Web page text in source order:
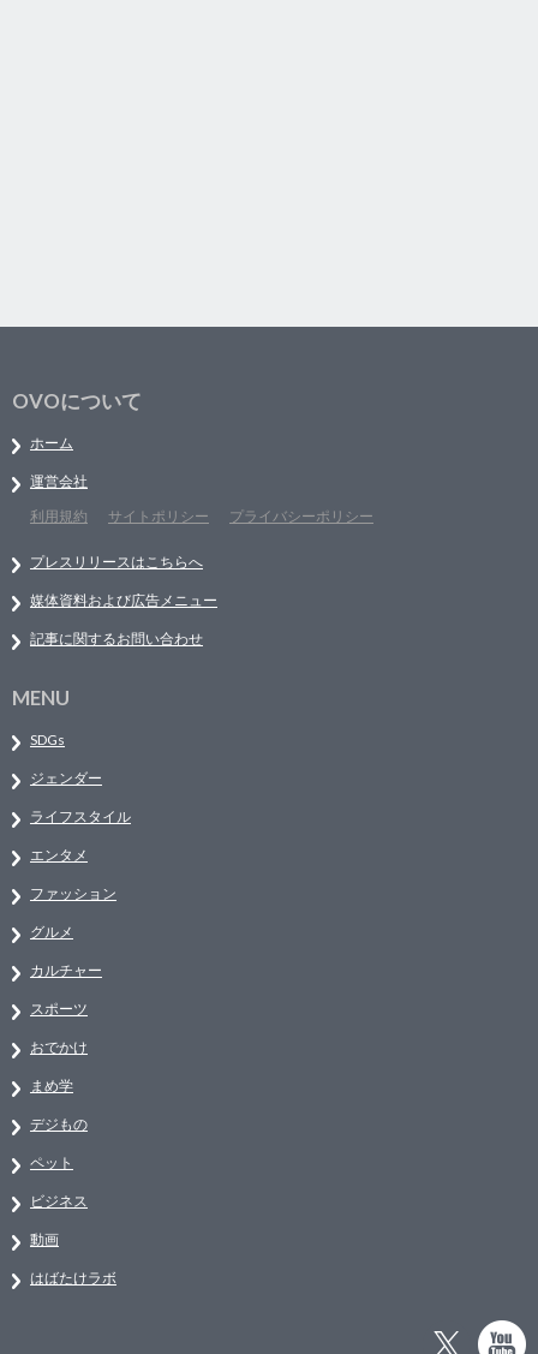
OVOについて
ホーム
運営会社
利用規約
サイトポリシー プライバシーポリシー
プレスリリースはこちらへ
媒体資料および広告メニュー
記事に関するお問い合わせ
MENU
SDGs
ジェンダー
ライフスタイル
エンタメ
ファッション
グルメ
カルチャー
スポーツ
おでかけ
まめ学
デジもの
ペット
ビジネス
動画
はばたけラボ